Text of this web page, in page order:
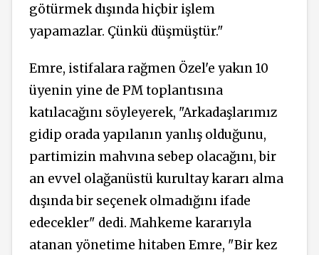
götürmek dışında hiçbir işlem
yapamazlar. Çünkü düşmüştür."
Emre, istifalara rağmen Özel'e yakın 10
üyenin yine de PM toplantısına
katılacağını söyleyerek, "Arkadaşlarımız
gidip orada yapılanın yanlış olduğunu,
partimizin mahvına sebep olacağını, bir
an evvel olağanüstü kurultay kararı alma
dışında bir seçenek olmadığını ifade
edecekler" dedi. Mahkeme kararıyla
atanan yönetime hitaben Emre, "Bir kez